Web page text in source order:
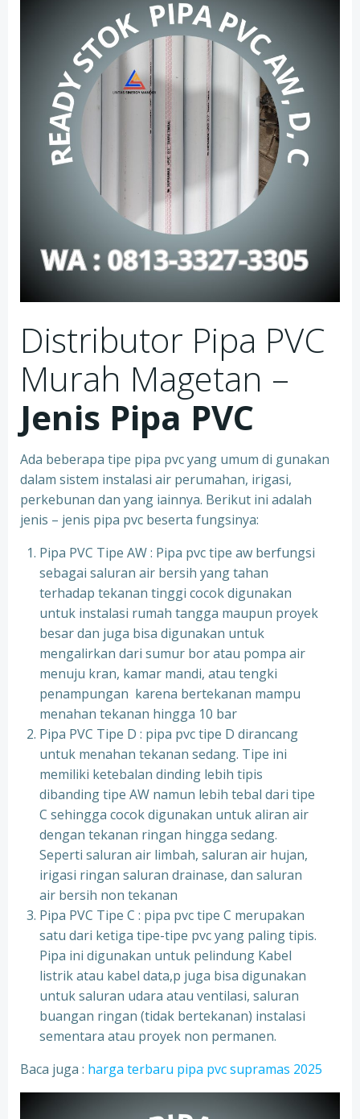
Distributor Pipa PVC
Murah Magetan –
Jenis Pipa PVC
Ada beberapa tipe pipa pvc yang umum di gunakan
dalam sistem instalasi air perumahan, irigasi,
perkebunan dan yang iainnya. Berikut ini adalah
jenis – jenis pipa pvc beserta fungsinya:
Pipa PVC Tipe AW : Pipa pvc tipe aw berfungsi
sebagai saluran air bersih yang tahan
terhadap tekanan tinggi cocok digunakan
untuk instalasi rumah tangga maupun proyek
besar dan juga bisa digunakan untuk
mengalirkan dari sumur bor atau pompa air
menuju kran, kamar mandi, atau tengki
penampungan karena bertekanan mampu
menahan tekanan hingga 10 bar
Pipa PVC Tipe D : pipa pvc tipe D dirancang
untuk menahan tekanan sedang. Tipe ini
memiliki ketebalan dinding lebih tipis
dibanding tipe AW namun lebih tebal dari tipe
C sehingga cocok digunakan untuk aliran air
dengan tekanan ringan hingga sedang.
Seperti saluran air limbah, saluran air hujan,
irigasi ringan saluran drainase, dan saluran
air bersih non tekanan
Pipa PVC Tipe C : pipa pvc tipe C merupakan
satu dari ketiga tipe-tipe pvc yang paling tipis.
Pipa ini digunakan untuk pelindung Kabel
listrik atau kabel data,p juga bisa digunakan
untuk saluran udara atau ventilasi, saluran
buangan ringan (tidak bertekanan) instalasi
sementara atau proyek non permanen.
Baca juga : harga terbaru pipa pvc supramas 2025